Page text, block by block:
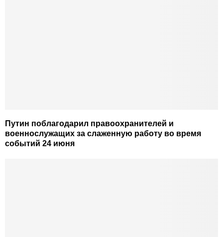
Путин поблагодарил правоохранителей и
военнослужащих за слаженную работу во время
событий 24 июня